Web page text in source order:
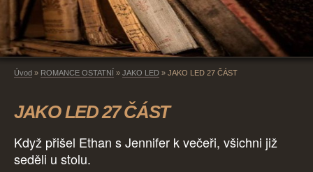
Úvod » ROMANCE OSTATNÍ » JAKO LED » JAKO LED 27 ČÁST
JAKO LED 27 ČÁST
Když přišel Ethan s Jennifer k večeři, všichni již
seděli u stolu.